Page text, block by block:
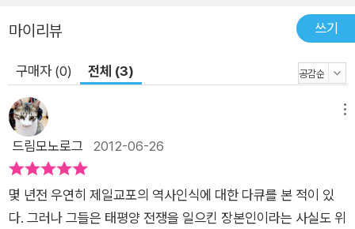
3국이 처음으로 공동 집필한 책으로, 당시 많은 주목을 받았습니
다. 그런데 이 책은 각국이 들려주는 자국사 형식을 취하고 있습
니다. 즉, 각 시기마다 한국인은 한국사를, 중국인은 중국사를, 일
본인은 일본사를 소개하는 형식인데요, 그것이 당시 3국의 협력
수준이었습니다. 따라서 병렬적이고 나열적이라는 비판을 면할
수 없었습니다. 같은 역사 사건에 대해 공유하는 바보다 각자가
바라보는 시선에 충실한 것이어서, 한·중·일 3국의 관계를 제대로
보여줄 수 없었던 것이지요. 그래서 우리(‘한중일3국공동역사편
찬위원회’)는 이러한 형식과 내용 면의 문제를 극복하기 위한 2
단계 작업을 하기로 결의했습니다. 그때가 2006년 11월 교토에
마이리뷰 쓰기
구매자 (0) 전체 (3)
드림모노로그 2012-06-26
몇 년전 우연히 제일교포의 역사인식에 대한 다큐를 본 적이 있
다. 그러나 그들은 태평양 전쟁을 일으킨 장본인이라는 사실도 위